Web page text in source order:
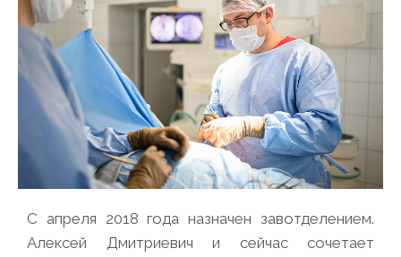
С апреля 2018 года назначен завотделением.
Алексей Дмитриевич и сейчас сочетает